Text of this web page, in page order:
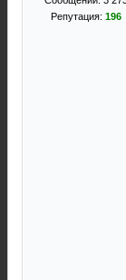
Репутация: 196